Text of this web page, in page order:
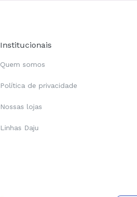
Institucionais
Quem somos
Política de privacidade
Nossas lojas
Linhas Daju